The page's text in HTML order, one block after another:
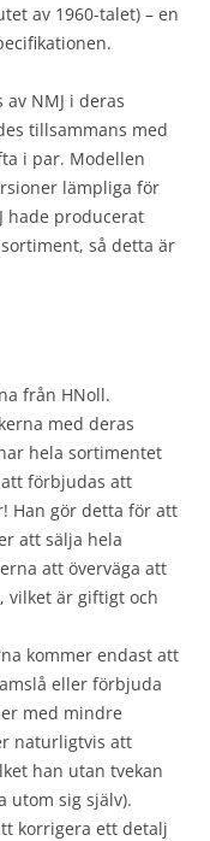
av 1960-talet) – en
NMJ i deras
tillsammans med
i par. Modellen
lämpliga för
hade producerat
så detta är
från HNoll.
med deras
hela sortimentet
förbjudas att
Han gör detta för att
att sälja hela
att överväga att
vilket är giftigt och
kommer endast att
eller förbjuda
med mindre
naturligtvis att
han utan tvekan
utom sig själv).
korrigera ett detalj